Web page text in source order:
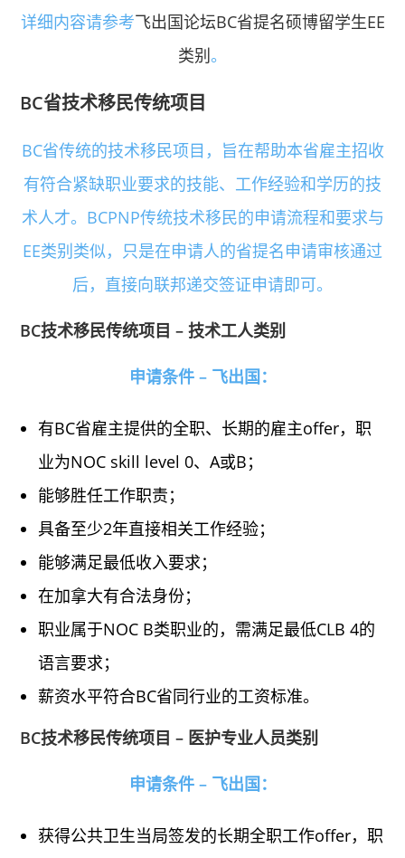
详细内容请参考飞出国论坛BC省提名硕博留学生EE
类别。
BC省技术移民传统项目
BC省传统的技术移民项目，旨在帮助本省雇主招收
有符合紧缺职业要求的技能、工作经验和学历的技
术人才。BCPNP传统技术移民的申请流程和要求与
EE类别类似，只是在申请人的省提名申请审核通过
后，直接向联邦递交签证申请即可。
BC技术移民传统项目 – 技术工人类别
申请条件 – 飞出国：
有BC省雇主提供的全职、长期的雇主offer，职
业为NOC skill level 0、A或B；
能够胜任工作职责；
具备至少2年直接相关工作经验；
能够满足最低收入要求；
在加拿大有合法身份；
职业属于NOC B类职业的，需满足最低CLB 4的
语言要求；
薪资水平符合BC省同行业的工资标准。
BC技术移民传统项目 – 医护专业人员类别
申请条件 – 飞出国：
获得公共卫生当局签发的长期全职工作offer，职